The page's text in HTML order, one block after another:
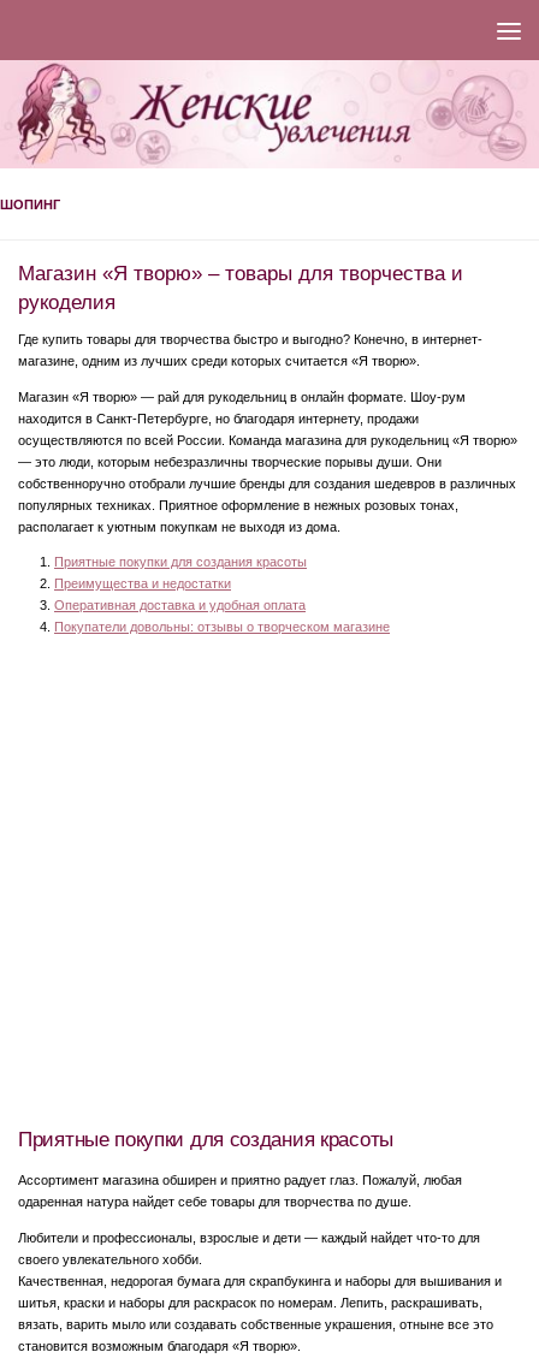
ШОПИНГ
Магазин «Я творю» – товары для творчества и
рукоделия
Где купить товары для творчества быстро и выгодно? Конечно, в интернет-
магазине, одним из лучших среди которых считается «Я творю».
Магазин «Я творю» — рай для рукодельниц в онлайн формате. Шоу-рум
находится в Санкт-Петербурге, но благодаря интернету, продажи
осуществляются по всей России. Команда магазина для рукодельниц «Я творю»
— это люди, которым небезразличны творческие порывы души. Они
собственноручно отобрали лучшие бренды для создания шедевров в различных
популярных техниках. Приятное оформление в нежных розовых тонах,
располагает к уютным покупкам не выходя из дома.
Приятные покупки для создания красоты
Преимущества и недостатки
Оперативная доставка и удобная оплата
Покупатели довольны: отзывы о творческом магазине
Приятные покупки для создания красоты
Ассортимент магазина обширен и приятно радует глаз. Пожалуй, любая
одаренная натура найдет себе товары для творчества по душе.
Любители и профессионалы, взрослые и дети — каждый найдет что-то для
своего увлекательного хобби.
Качественная, недорогая бумага для скрапбукинга и наборы для вышивания и
шитья, краски и наборы для раскрасок по номерам. Лепить, раскрашивать,
вязать, варить мыло или создавать собственные украшения, отныне все это
становится возможным благодаря «Я творю».